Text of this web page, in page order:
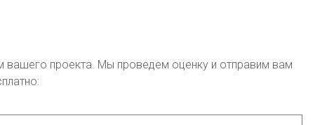
вашего проекта. Мы проведем оценку и отправим вам